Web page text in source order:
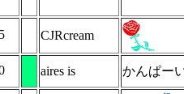
CJRcream
aires is かんぱー